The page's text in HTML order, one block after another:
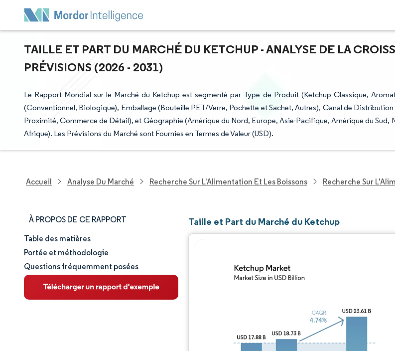
TAILLE ET PART DU MARCHÉ DU KETCHUP - ANALYSE DE LA
PRÉVISIONS (2026 - 2031)
Le Rapport Mondial sur le Marché du Ketchup est segmenté par Type de Produit (Ketchup Classique,
(Conventionnel, Biologique), Emballage (Bouteille PET/Verre, Pochette et Sachet, Autres), Canal de
Proximité, Commerce de Détail), et Géographie (Amérique du Nord, Europe, Asie-Pacifique, Amérique du Sud,
Afrique). Les Prévisions du Marché sont Fournies en Termes de Valeur (USD).
Accueil Analyse Du Marché Recherche Sur L'Alimentation Et Les Boissons Recherche Sur
À PROPOS DE CE RAPPORT
Taille et part de marché
Analyse du marché
Tendances et perspectives
Table des matières
Portée et méthodologie
Questions fréquemment posées
Taille et Part du Marché du Ketchup